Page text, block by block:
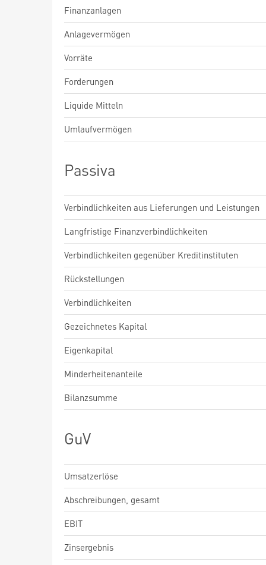
Finanzanlagen
Anlagevermögen
Vorräte
Forderungen
Liquide Mitteln
Umlaufvermögen
Passiva
Verbindlichkeiten aus Lieferungen und Leistungen
Langfristige Finanzverbindlichkeiten
Verbindlichkeiten gegenüber Kreditinstituten
Rückstellungen
Verbindlichkeiten
Gezeichnetes Kapital
Eigenkapital
Minderheitenanteile
Bilanzsumme
GuV
Umsatzerlöse
Abschreibungen, gesamt
EBIT
Zinsergebnis